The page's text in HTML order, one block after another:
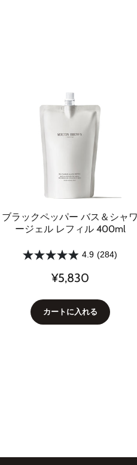
ブラックペッパー バス＆シャワ
ージェル レフィル 400ml
4.9 (284)
¥5,830
カートに入れる